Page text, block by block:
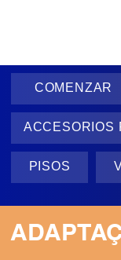
COMENZAR
ACCESORIOS
PISOS